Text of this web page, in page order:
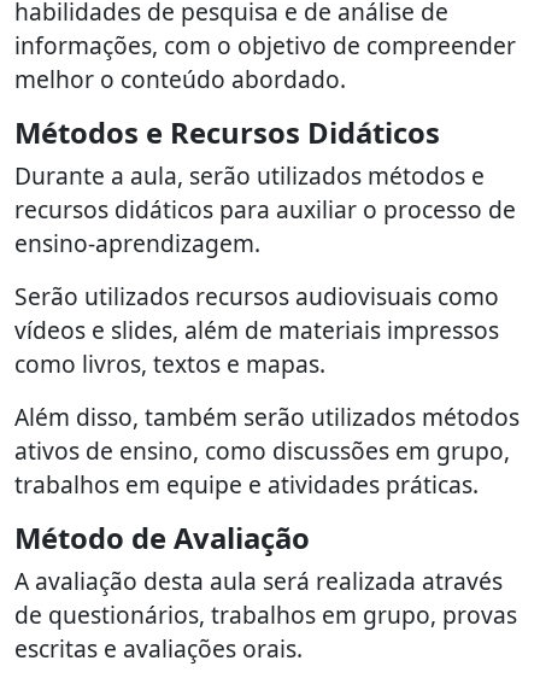
habilidades de pesquisa e de análise de
informações, com o objetivo de compreender
melhor o conteúdo abordado.
Métodos e Recursos Didáticos
Durante a aula, serão utilizados métodos e
recursos didáticos para auxiliar o processo de
ensino-aprendizagem.
Serão utilizados recursos audiovisuais como
vídeos e slides, além de materiais impressos
como livros, textos e mapas.
Além disso, também serão utilizados métodos
ativos de ensino, como discussões em grupo,
trabalhos em equipe e atividades práticas.
Método de Avaliação
A avaliação desta aula será realizada através
de questionários, trabalhos em grupo, provas
escritas e avaliações orais.